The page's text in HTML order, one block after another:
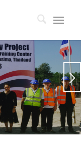
1 2 3 4 5